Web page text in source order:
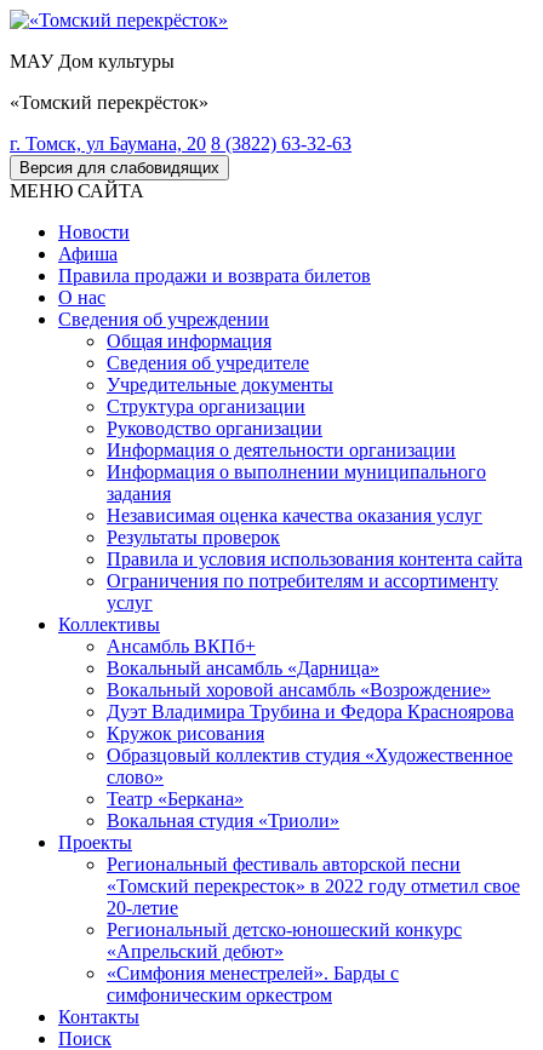
МАУ Дом культуры
«Томский перекрёсток»
г. Томск, ул Баумана, 20 8 (3822) 63-32-63
Версия для слабовидящих
МЕНЮ САЙТА
Новости
Афиша
Правила продажи и возврата билетов
О нас
Сведения об учреждении
Общая информация
Сведения об учредителе
Учредительные документы
Структура организации
Руководство организации
Информация о деятельности организации
Информация о выполнении муниципального
задания
Независимая оценка качества оказания услуг
Результаты проверок
Правила и условия использования контента сайта
Ограничения по потребителям и ассортименту
услуг
Коллективы
Ансамбль ВКПб+
Вокальный ансамбль «Дарница»
Вокальный хоровой ансамбль «Возрождение»
Дуэт Владимира Трубина и Федора Красноярова
Кружок рисования
Образцовый коллектив студия «Художественное
слово»
Театр «Беркана»
Вокальная студия «Триоли»
Проекты
Региональный фестиваль авторской песни
«Томский перекресток» в 2022 году отметил свое
20-летие
Региональный детско-юношеский конкурс
«Апрельский дебют»
«Симфония менестрелей». Барды с
симфоническим оркестром
Контакты
Поиск